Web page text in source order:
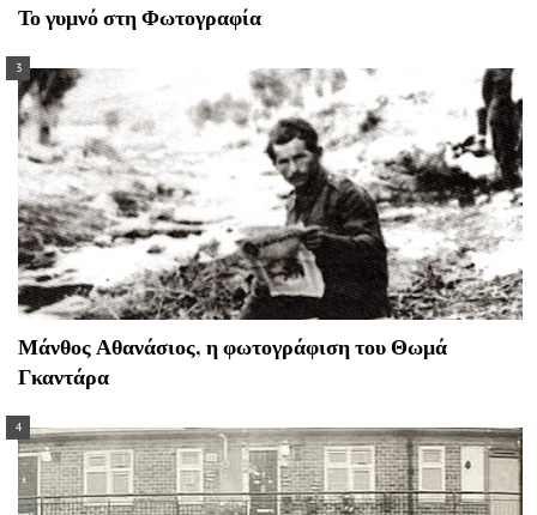
Το γυμνό στη Φωτογραφία
Μάνθος Αθανάσιος, η φωτογράφιση του Θωμά
Γκαντάρα